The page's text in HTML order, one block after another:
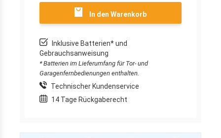
In den Warenkorb
Inklusive Batterien* und
Gebrauchsanweisung
* Batterien im Lieferumfang für Tor- und
Garagenfernbedienungen enthalten.
Technischer Kundenservice
14 Tage Rückgaberecht